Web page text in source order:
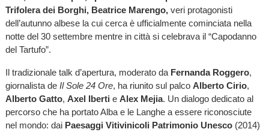
Trifolera dei Borghi, Beatrice Marengo, veri protagonisti
dell’autunno albese la cui cerca è ufficialmente cominciata nella
notte del 30 settembre mentre in città si celebrava il “Capodanno
del Tartufo”.
Il tradizionale talk d’apertura, moderato da Fernanda Roggero,
giornalista de Il Sole 24 Ore, ha riunito sul palco Alberto Cirio,
Alberto Gatto, Axel Iberti e Alex Mejia. Un dialogo dedicato al
percorso che ha portato Alba e le Langhe a essere riconosciute
nel mondo: dai Paesaggi Vitivinicoli Patrimonio Unesco(2014)